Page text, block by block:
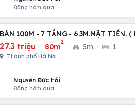
Đăng hôm qua
BÁN 100M - 7 TẦNG - 6.3M.MẶT TIỀN. (
27.3 triệu · 80m
2
· 5m · 1
Thành phố Hà Nội
Nguyễn Đức Hải
Đăng hôm qua